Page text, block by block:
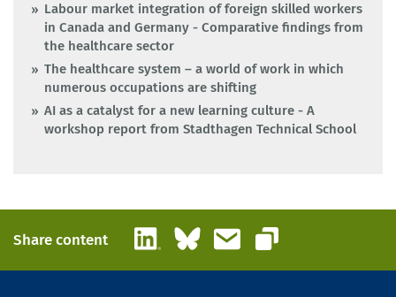
Labour market integration of foreign skilled workers
in Canada and Germany - Comparative findings from
the healthcare sector
The healthcare system – a world of work in which
numerous occupations are shifting
AI as a catalyst for a new learning culture - A
workshop report from Stadthagen Technical School
Share content LinkedInBlueskyEmail
Copy link